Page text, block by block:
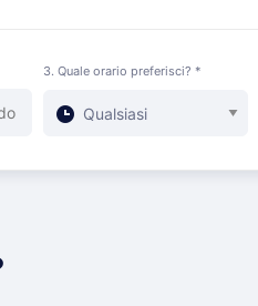
3. Quale orario preferisci? *